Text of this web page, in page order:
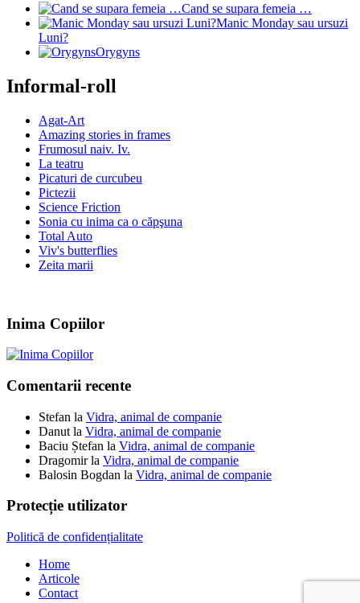
Cand se supara femeia …
Manic Monday sau ursuzi
Luni?
Orygyns
Informal-roll
Agat-Art
Amazing stories in frames
Frumosul naiv. Iv.
La teatru
Picaturi de curcubeu
Pictezii
Science Friction
Sonia cu inima ca o căpşuna
Total Auto
Viv's butterflies
Zeita marii
Inima Copiilor
Comentarii recente
Stefan la Vidra, animal de companie
Danut la Vidra, animal de companie
Baciu Ștefan la Vidra, animal de companie
Dragomirla Vidra, animal de companie
Balosin Bogdan la Vidra, animal de companie
Protecție utilizator
Politică de confidențialitate
Home
Articole
Contact